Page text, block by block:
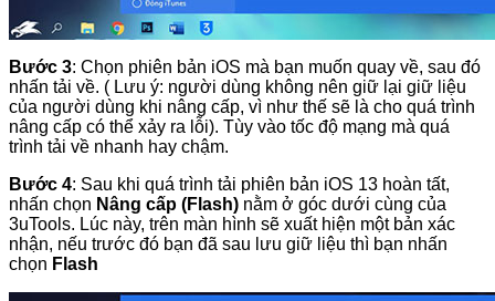
Bước 3: Chọn phiên bản iOS mà bạn muốn quay về, sau đó
nhấn tải về. ( Lưu ý: người dùng không nên giữ lại giữ liệu
của người dùng khi nâng cấp, vì như thế sẽ là cho quá trình
nâng cấp có thể xảy ra lỗi). Tùy vào tốc độ mạng mà quá
trình tải về nhanh hay chậm.
Bước 4: Sau khi quá trình tải phiên bản iOS 13 hoàn tất,
nhấn chọn Nâng cấp (Flash) nằm ở góc dưới cùng của
3uTools. Lúc này, trên màn hình sẽ xuất hiện một bản xác
nhận, nếu trước đó bạn đã sau lưu giữ liệu thì bạn nhấn
chọn Flash